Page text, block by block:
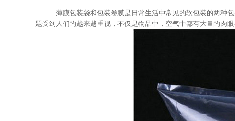
薄膜包装袋和包装卷膜是日常生活中常见的软包装的两种
题受到人们的越来越重视，不仅是物品中，空气中都有大量的肉